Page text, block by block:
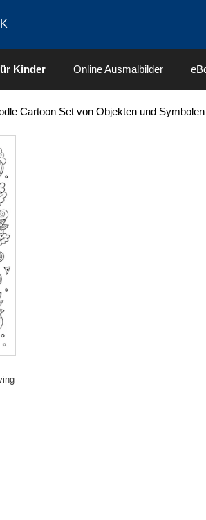
Kinder Online Ausmalbilder
Cartoon Set von Objekten und